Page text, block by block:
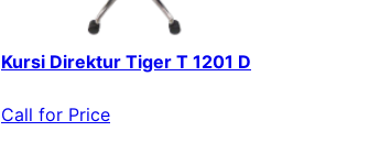
Kursi Direktur Tiger T 1201 D
Call for Price